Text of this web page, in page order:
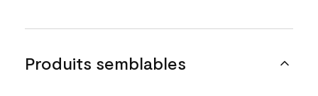
Produits semblables